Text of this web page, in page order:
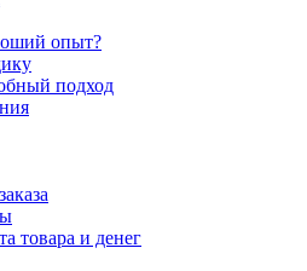
опыт?
подход
товара и денег